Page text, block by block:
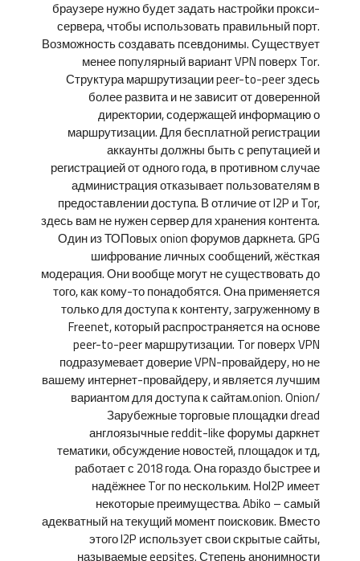
браузере нужно будет задать настройки прокси-
сервера, чтобы использовать правильный порт.
Возможность создавать псевдонимы. Существует
менее популярный вариант VPN поверх Tor.
Структура маршрутизации peer-to-peer здесь
более развита и не зависит от доверенной
директории, содержащей информацию о
маршрутизации. Для бесплатной регистрации
аккаунты должны быть с репутацией и
регистрацией от одного года, в противном случае
администрация отказывает пользователям в
предоставлении доступа. В отличие от I2P и Tor,
здесь вам не нужен сервер для хранения контента.
Один из ТОПовых onion форумов даркнета. GPG
шифрование личных сообщений, жёсткая
модерация. Они вообще могут не существовать до
того, как кому-то понадобятся. Она применяется
только для доступа к контенту, загруженному в
Freenet, который распространяется на основе
peer-to-peer маршрутизации. Tor поверх VPN
подразумевает доверие VPN-провайдеру, но не
вашему интернет-провайдеру, и является лучшим
вариантом для доступа к сайтам.onion. Onion/
Зарубежные торговые площадки dread
англоязычные reddit-like форумы даркнет
тематики, обсуждение новостей, площадок и тд,
работает с 2018 года. Она гораздо быстрее и
надёжнее Tor по нескольким. НоI2P имеет
некоторые преимущества. Abiko – самый
адекватный на текущий момент поисковик. Вместо
этого I2P использует свои скрытые сайты,